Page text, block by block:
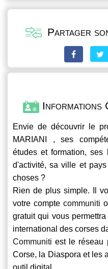
Partager
Informations
Envie de découvrir le
MARIANI , ses
études et formation, ses
d'activité, sa ville et
choses ?
Rien de plus simple. Il
votre compte communiti
gratuit qui vous
international des corses
Communiti est le réseau
Corse, la Diaspora et les
outil digital.